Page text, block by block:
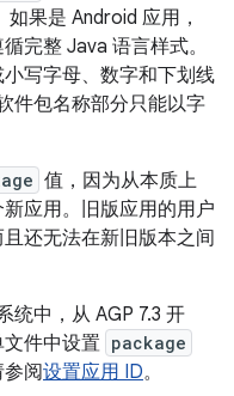
果是 Android 应用，
完整 Java 语言样式。
写字母、数字和下划线
件包名称部分只能以字
值，因为从本质上
应用。旧版应用的用户
还无法在新旧版本之间
统中，从 AGP 7.3 开
件中设置 package
阅设置应用 ID。